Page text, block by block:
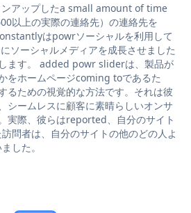
ンアップしたa small amount of time
以上の実際の連絡先）の連絡先を
はpowrソーシャルを利用して
ソーシャルメディアを成長させました
ます。 added powr sliderは、製品が
をホームページcoming toであるた
るための視覚的な方法です。それは彼
シームレスに顧客に素晴らしいオンサ
実際、彼らはreported、自分のサイト
問者は、自分のサイトの他のどの人よ
した。